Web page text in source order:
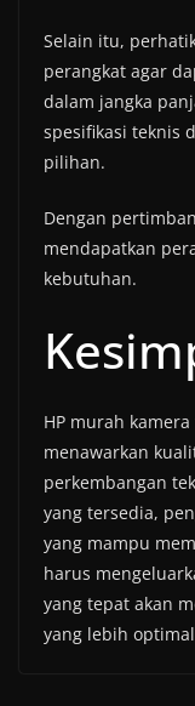
Selain itu,
perangkat agar
dalam jangka
spesifikasi teknis
pilihan.
Dengan
mendapatkan
kebutuhan.
HP murah
menawarkan
perkembangan
yang tersedia,
yang mampu
harus
yang tepat akan
yang lebih